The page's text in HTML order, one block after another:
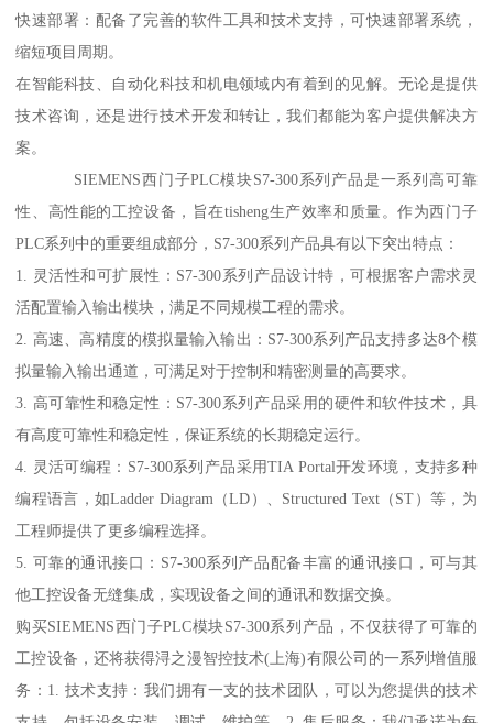
快速部署：配备了完善的软件工具和技术支持，可快速部署系统，
缩短项目周期。
在智能科技、自动化科技和机电领域内有着到的见解。无论是提供
技术咨询，还是进行技术开发和转让，我们都能为客户提供解决方
案。
SIEMENS西门子PLC模块S7-300系列产品是一系列高可靠
性、高性能的工控设备，旨在tisheng生产效率和质量。作为西门子
PLC系列中的重要组成部分，S7-300系列产品具有以下突出特点：
1. 灵活性和可扩展性：S7-300系列产品设计特，可根据客户需求灵
活配置输入输出模块，满足不同规模工程的需求。
2. 高速、高精度的模拟量输入输出：S7-300系列产品支持多达8个模
拟量输入输出通道，可满足对于控制和精密测量的高要求。
3. 高可靠性和稳定性：S7-300系列产品采用的硬件和软件技术，具
有高度可靠性和稳定性，保证系统的长期稳定运行。
4. 灵活可编程：S7-300系列产品采用TIA Portal开发环境，支持多种
编程语言，如Ladder Diagram（LD）、Structured Text（ST）等，为
工程师提供了更多编程选择。
5. 可靠的通讯接口：S7-300系列产品配备丰富的通讯接口，可与其
他工控设备无缝集成，实现设备之间的通讯和数据交换。
购买SIEMENS西门子PLC模块S7-300系列产品，不仅获得了可靠的
工控设备，还将获得浔之漫智控技术(上海)有限公司的一系列增值服
务：1. 技术支持：我们拥有一支的技术团队，可以为您提供的技术